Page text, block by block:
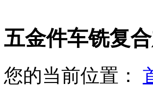
五金件车铣复
您的当前位置：